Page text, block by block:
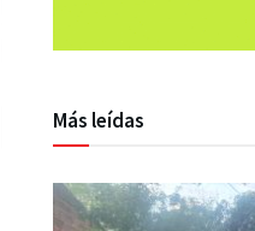
Más leídas